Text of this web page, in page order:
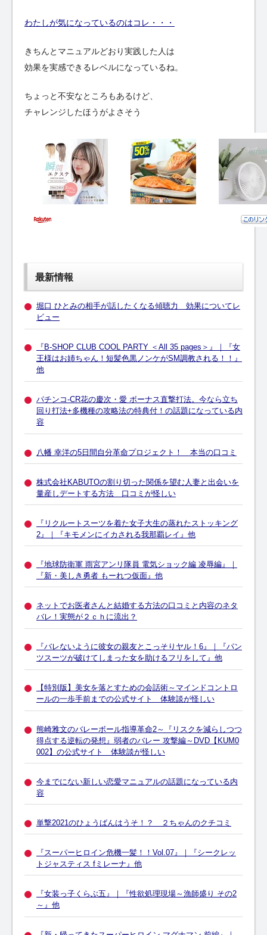
わたしが気になっているのはコレ・・・
きちんとマニュアルどおり実践した人は
効果を実感できるレベルになっているね。
ちょっと不安なところもあるけど、
チャレンジしたほうがよさそう
最新情報
堀口 ひとみの相手が話したくなる傾聴力 効果についてレ
ビュー
『B-SHOP CLUB COOL PARTY ＜All 35 pages＞』｜『女
王様はお姉ちゃん！短髪色黒ノンケがSM調教される！！』
他
パチンコ-CR花の慶次・愛 ボーナス直撃打法。今なら立ち
回り打法+多機種の攻略法の特典付！の話題になっている内
容
八幡 幸洋の5日間自分革命プロジェクト！ 本当の口コミ
株式会社KABUTOの割り切った関係を望む人妻と出会いを
量産しデートする方法 口コミが怪しい
『リクルートスーツを着た女子大生の蒸れたストッキング
2』｜『キモメンにイカされる我那覇レイ』他
『地球防衛軍 雨宮アンリ隊員 電気ショック編 凌辱編』｜
『新・美しき勇者 もーれつ仮面』他
ネットでお医者さんと結婚する方法の口コミと内容のネタ
バレ！実態が２ｃｈに流出？
『バレないように彼女の親友とこっそりヤル！6』｜『パン
ツスーツが破けてしまった女を助けるフリをして』他
【特別版】美女を落とすための会話術～マインドコントロ
ールの一歩手前までの公式サイト 体験談が怪しい
熊崎雅文のバレーボール指導革命2～『リスクを減らしつつ
得点する逆転の発想』弱者のバレー 攻撃編～DVD【KUM0
002】の公式サイト 体験談が怪しい
今までにない新しい恋愛マニュアルの話題になっている内
容
単撃2021のひょうばんはうそ！？ ２ちゃんのクチコミ
『スーパーヒロイン危機一髪！！Vol.07』｜『シークレッ
トジャスティス fミレーナ』他
『女装っ子くらぶ五』｜『性欲処理現場～漁師盛り その2
～』他